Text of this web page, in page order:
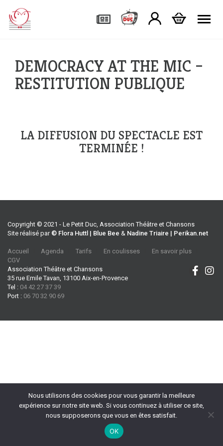
DEMOCRACY AT THE MIC –
RESTITUTION PUBLIQUE
LA DIFFUSION DU SPECTACLE EST
TERMINÉE !
Copyright © 2021 - Le Petit Duc, Association Théâtre et Chansons
Site réalisé par © Flora Huttl | Blue Bee & Nadine Triaire | Perikan.net
Accueil Agenda Tarifs En coulisses
En savoir plus
CGV
Association Théâtre et Chansons
35 rue Emile Tavan, 13100 Aix-en-Provence
Tel : 04 42 27 37 39
Port : 06 70 32 90 69
Nous utilisons des cookies pour vous garantir la meilleure
expérience sur notre site web. Si vous continuez à utiliser ce site,
nous supposerons que vous en êtes satisfait.
OK